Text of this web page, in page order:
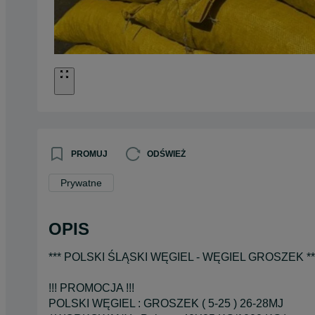
PROMUJ ODŚWIEŻ
Prywatne
OPIS
*** POLSKI ŚLĄSKI WĘGIEL - WĘGIEL GROSZEK
!!! PROMOCJA !!!
POLSKI WĘGIEL : GROSZEK ( 5-25 ) 26-28MJ